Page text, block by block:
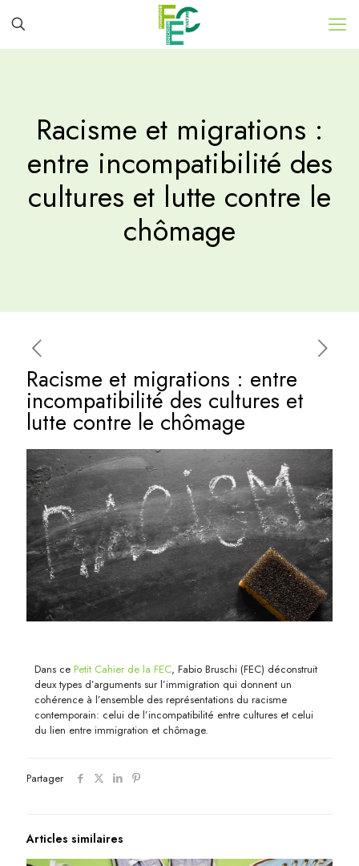
Racisme et migrations :
entre incompatibilité des
cultures et lutte contre le
chômage
Racisme et migrations : entre
incompatibilité des cultures et
lutte contre le chômage
Dans ce Petit Cahier de la FEC, Fabio Bruschi (FEC) déconstruit
deux types d’arguments sur l’immigration qui donnent un
cohérence à l’ensemble des représentations du racisme
contemporain: celui de l’incompatibilité entre cultures et celui
du lien entre immigration et chômage.
Partager
Articles similaires